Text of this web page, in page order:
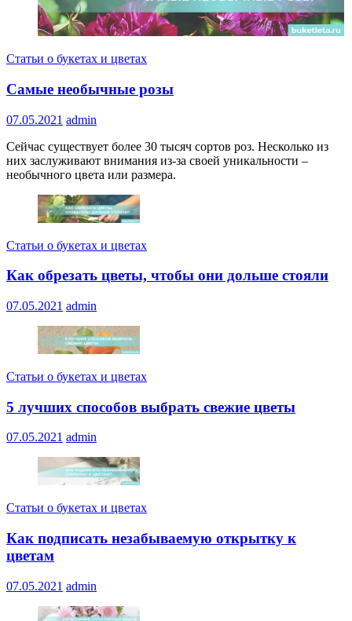
Статьи о букетах и цветах
Самые необычные розы
07.05.2021 admin
Сейчас существует более 30 тысяч сортов роз. Несколько из
них заслуживают внимания из-за своей уникальности –
необычного цвета или размера.
Статьи о букетах и цветах
Как обрезать цветы, чтобы они дольше стояли
07.05.2021 admin
Статьи о букетах и цветах
5 лучших способов выбрать свежие цветы
07.05.2021 admin
Статьи о букетах и цветах
Как подписать незабываемую открытку к
цветам
07.05.2021 admin